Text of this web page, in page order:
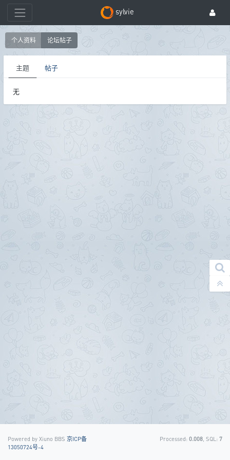
sylvie
个人资料 论坛帖子
主题 帖子
无
Powered by Xiuno BBS 京ICP备
13050724号-4
Processed: 0.008 , SQL: 7